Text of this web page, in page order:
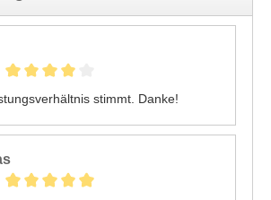
stimmt. Danke!